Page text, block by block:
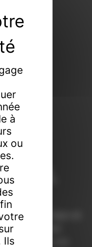
tout,
rien
en fils à Dijon et
Une expertise
la valeur de vos
à
ou
Ils